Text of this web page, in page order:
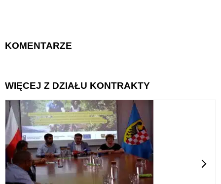
KOMENTARZE
WIĘCEJ Z DZIAŁU KONTRAKTY